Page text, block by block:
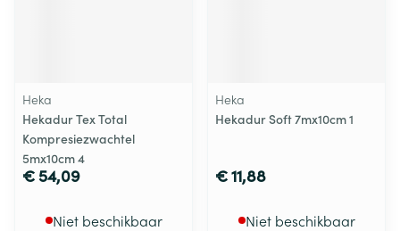
Heka
Hekadur Tex Total
Kompresiezwachtel
5mx10cm 4
€ 54,09
Niet beschikbaar
Heka
Hekadur Soft 7mx10cm 1
€ 11,88
Niet beschikbaar